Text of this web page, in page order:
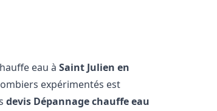
eau àSaint Julien en
expérimentés est
devis Dépannage chauffe eau